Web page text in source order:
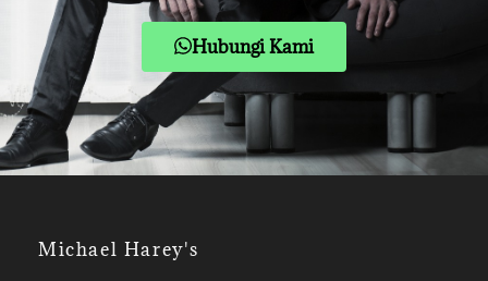
Hubungi Kami
Michael Harey's